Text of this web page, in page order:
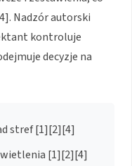
Nadzór autorski
kontroluje
decyzje na
stref [1][2][4]
[1][2][4]